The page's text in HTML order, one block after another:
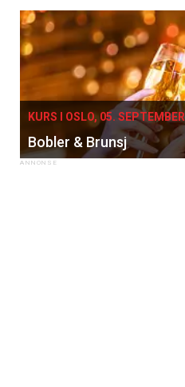
KURS I OSLO, 05. SEPTEMBER
Bobler & Brunsj